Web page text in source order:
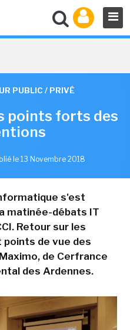
PUBLIC / PRIVÉ
points forts des
le 13 Novembre 2018
s'est
matinée-débats IT
Retour sur les
de vue des
de Cerfrance
des Ardennes.